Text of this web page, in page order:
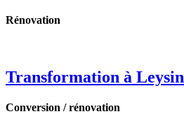
Rénovation
Transformation à Leysin
Conversion / rénovation